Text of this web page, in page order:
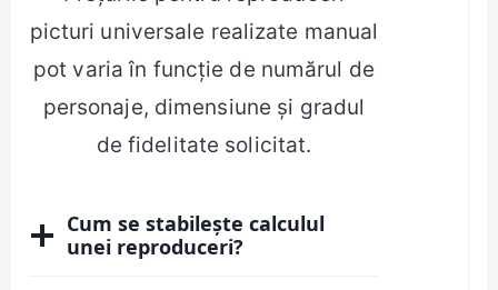
picturi universale realizate manual
pot varia în funcție de numărul de
personaje, dimensiune și gradul
de fidelitate solicitat.
Cum se stabilește calculul
unei reproduceri?